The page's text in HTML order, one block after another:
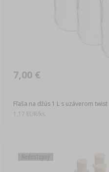
Fľaša na džús 1 L s uzáverom
7,00 €
1,17 EUR/ks.